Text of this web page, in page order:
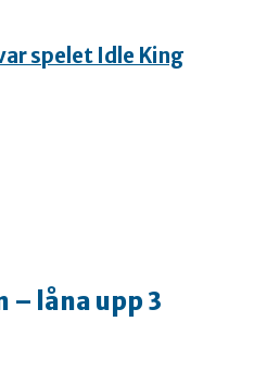
spelet Idle King
låna upp 3